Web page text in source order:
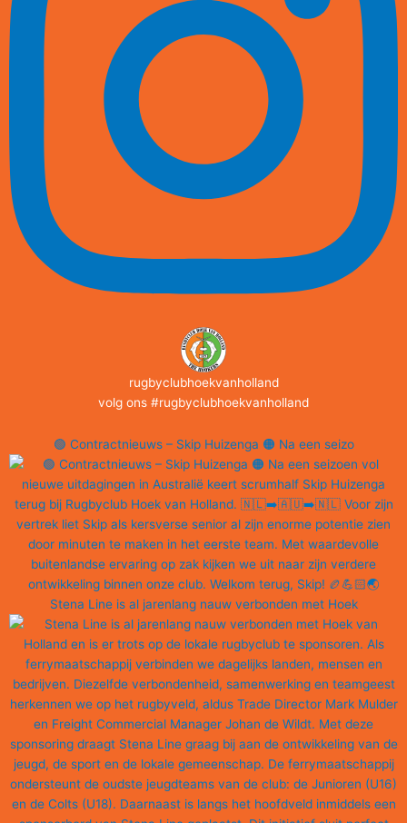
rugbyclubhoekvanholland
volg ons #rugbyclubhoekvanholland
🟢 Contractnieuws – Skip Huizenga 🟠 Na een seizo
Stena Line is al jarenlang nauw verbonden met Hoek